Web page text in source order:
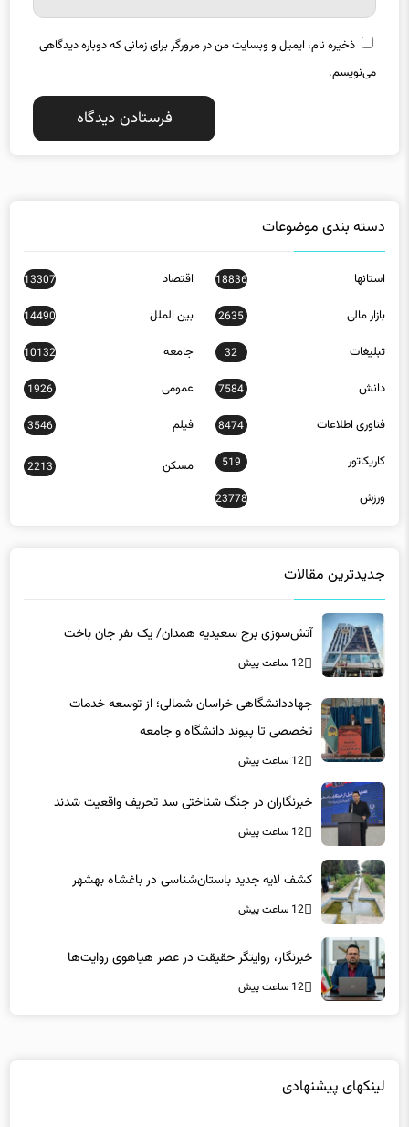
ذخیره نام، ایمیل و وبسایت من در مرورگر برای زمانی که دوباره دیدگاهی
می‌نویسم.
دسته بندی موضوعات
استانها 18836 اقتصاد 13307
بازار مالی 2635 بین الملل 14490
تبلیغات 32 جامعه 10132
دانش 7584 عمومی 1926
فناوری اطلاعات 8474 فیلم 3546
کاریکاتور 519 مسکن 2213
ورزش 23778
جدیدترین مقالات
آتش‌سوزی برج سعیدیه همدان/ یک نفر جان باخت
12 ساعت پیش
جهاددانشگاهی خراسان شمالی؛ از توسعه خدمات
تخصصی تا پیوند دانشگاه و جامعه
12 ساعت پیش
خبرنگاران در جنگ شناختی سد تحریف واقعیت شدند
12 ساعت پیش
کشف لایه جدید باستان‌شناسی در باغشاه بهشهر
12 ساعت پیش
خبرنگار، روایتگر حقیقت در عصر هیاهوی روایت‌ها
12 ساعت پیش
لینکهای پیشنهادی